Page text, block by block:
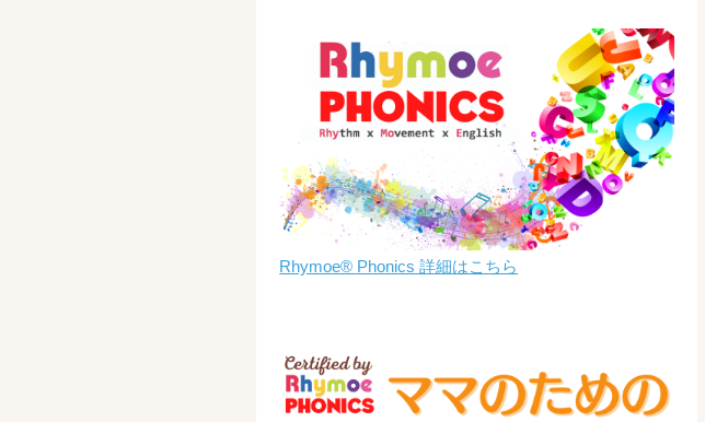
Rhymoe® Phonics 詳細はこちら